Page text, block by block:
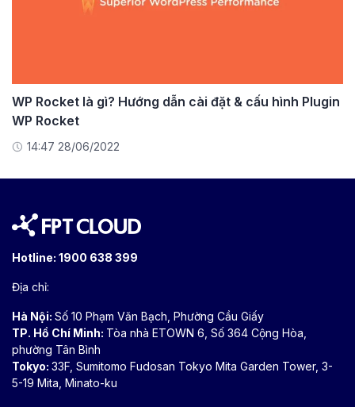
WP Rocket là gì? Hướng dẫn cài đặt & cấu hình Plugin
WP Rocket
14:47 28/06/2022
Hotline: 1900 638 399
Địa chỉ:
Hà Nội: Số 10 Phạm Văn Bạch, Phường Cầu Giấy
TP. Hồ Chí Minh: Tòa nhà ETOWN 6, Số 364 Cộng Hòa,
phường Tân Bình
Tokyo: 33F, Sumitomo Fudosan Tokyo Mita Garden Tower, 3-
5-19 Mita, Minato-ku